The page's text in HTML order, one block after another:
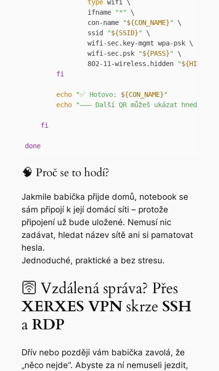
type wifi \
                ifname
"*"
\
                con-name
"${CON_NAME}"
\
                ssid
"${SSID}"
\
                wifi-sec.key-mgmt wpa-psk \
                wifi-sec.psk
"${PASS}"
\
                802-11-wireless.hidden
"${HIDDEN}
fi
echo "✅ Hotovo: ${CON_NAME}"
echo
"––– Další QR můžeš ukázat hned..."
fi
done
🧠 Proč se to hodí?
Jakmile babička přijde domů, notebook se
sám připojí k její domácí síti – protože
připojení už bude uložené. Nemusí nic
zadávat, hledat název sítě ani si pamatovat
hesla.
Jednoduché, praktické a bez stresu.
🛜 Vzdálená správa? Přes
XERXES VPNskrze SSH
a RDP
Dřív nebo později vám babička zavolá, že
„něco nejde“. Abyste za ní nemuseli jezdit,